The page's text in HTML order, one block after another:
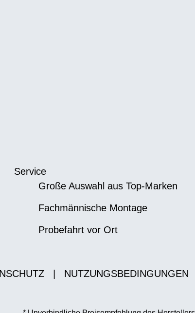
Service
Große Auswahl aus Top-Marken
Fachmännische Montage
Probefahrt vor Ort
NUTZUNGSBEDINGUNGEN